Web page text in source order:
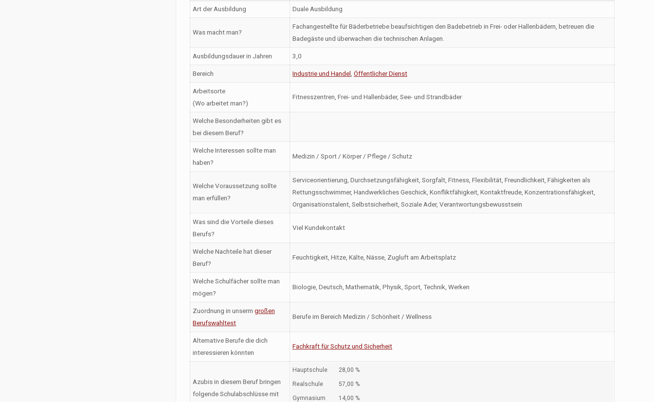
Art der Ausbildung Duale Ausbildung
Was macht man?
Fachangestellte für Bäderbetriebe beaufsichtigen den Badebetrieb in Frei- oder Hallenbädern, betreuen die
Badegäste und überwachen die technischen Anlagen.
Ausbildungsdauer in Jahren 3,0
Bereich Industrie und Handel Öffentlicher Dienst
Arbeitsorte
(Wo arbeitet man?)
Fitnesszentren, Frei- und Hallenbäder, See- und Strandbäder
Welche Besonderheiten gibt es
bei diesem Beruf?
Welche Interessen sollte man
haben?
Medizin / Sport / Körper / Pflege / Schutz
Welche Voraussetzung sollte
man erfüllen?
Serviceorientierung, Durchsetzungsfähigkeit, Sorgfalt, Fitness, Flexibilität, Freundlichkeit, Fähigkeiten als
Rettungsschwimmer, Handwerkliches Geschick, Konfliktfähigkeit, Kontaktfreude, Konzentrationsfähigkeit,
Organisationstalent, Selbstsicherheit, Soziale Ader, Verantwortungsbewusstsein
Was sind die Vorteile dieses
Berufs?
Viel Kundekontakt
Welche Nachteile hat dieser
Beruf?
Feuchtigkeit, Hitze, Kälte, Nässe, Zugluft am Arbeitsplatz
Welche Schulfächer sollte man
mögen?
Biologie, Deutsch, Mathematik, Physik, Sport, Technik, Werken
Zuordnung in unserm großen
Berufswahltest
Berufe im Bereich Medizin / Schönheit / Wellness
Alternative Berufe die dich
interessieren könnten
Fachkraft für Schutz und Sicherheit
Azubis in diesem Beruf bringen
folgende Schulabschlüsse mit
Hauptschule 28,00 %
Realschule 57,00 %
Gymnasium 14,00 %